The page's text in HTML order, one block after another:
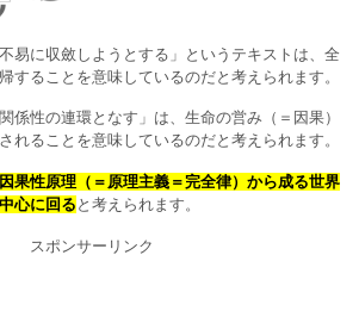
易に収斂しようとする」というテキストは、全
することを意味しているのだと考えられます。
係性の連環となす」は、生命の営み（＝因果）
れることを意味しているのだと考えられます。
果性原理（＝原理主義＝完全律）から成る世界
心に回る と考えられます。
スポンサーリンク